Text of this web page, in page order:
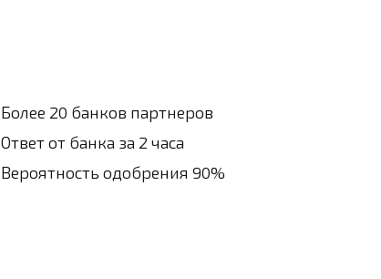
Более 20 банков партнеров
Ответ от банка за 2 часа
Вероятность одобрения 90%